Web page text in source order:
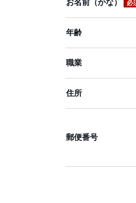
お名前（かな） 必
年齢
職業
住所
郵便番号